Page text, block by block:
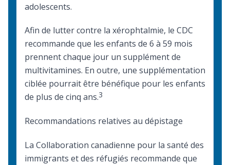
adolescents.
Afin de lutter contre la xérophtalmie, le CDC
recommande que les enfants de 6 à 59 mois
prennent chaque jour un supplément de
multivitamines. En outre, une supplémentation
ciblée pourrait être bénéfique pour les enfants
de plus de cinq ans.3
Recommandations relatives au dépistage
La Collaboration canadienne pour la santé des
immigrants et des réfugiés recommande que